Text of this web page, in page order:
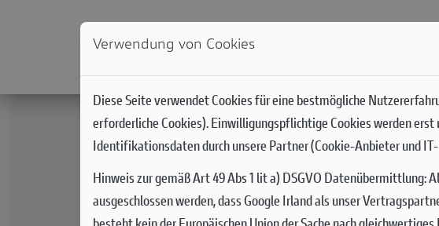
NEWS MODELLE DUCATI WORLD
Verwendung von Cookies
Diese Seite verwendet Cookies für eine bestmögliche
erforderliche Cookies). Einwilligungspflichtige Cookies werden
Identifikationsdaten durch unsere Partner (Cookie-Anbieter und
Hinweis zur gemäß Art 49 Abs 1 lit a) DSGVO Datenübermittlung:
ausgeschlossen werden, dass Google Irland als unser